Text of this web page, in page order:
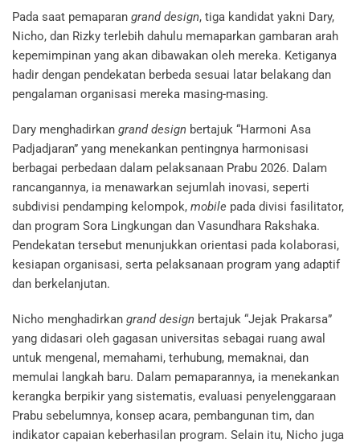
Pada saat pemaparan grand design, tiga kandidat yakni Dary,
Nicho, dan Rizky terlebih dahulu memaparkan gambaran arah
kepemimpinan yang akan dibawakan oleh mereka. Ketiganya
hadir dengan pendekatan berbeda sesuai latar belakang dan
pengalaman organisasi mereka masing-masing.
Dary menghadirkan grand design bertajuk “Harmoni Asa
Padjadjaran” yang menekankan pentingnya harmonisasi
berbagai perbedaan dalam pelaksanaan Prabu 2026. Dalam
rancangannya, ia menawarkan sejumlah inovasi, seperti
subdivisi pendamping kelompok, mobile pada divisi fasilitator,
dan program Sora Lingkungan dan Vasundhara Rakshaka.
Pendekatan tersebut menunjukkan orientasi pada kolaborasi,
kesiapan organisasi, serta pelaksanaan program yang adaptif
dan berkelanjutan.
Nicho menghadirkan grand design bertajuk “Jejak Prakarsa”
yang didasari oleh gagasan universitas sebagai ruang awal
untuk mengenal, memahami, terhubung, memaknai, dan
memulai langkah baru. Dalam pemaparannya, ia menekankan
kerangka berpikir yang sistematis, evaluasi penyelenggaraan
Prabu sebelumnya, konsep acara, pembangunan tim, dan
indikator capaian keberhasilan program. Selain itu, Nicho juga